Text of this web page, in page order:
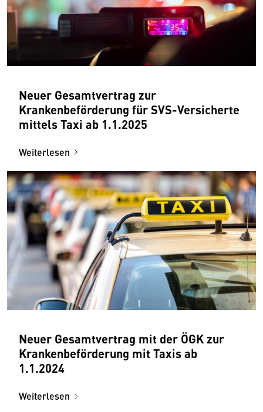
Neuer Gesamtvertrag zur
Krankenbeförderung für SVS-Versicherte
mittels Taxi ab 1.1.2025
Weiterlesen
Neuer Gesamt­vertrag mit der ÖGK zur
Kranken­beförderung mit Taxis ab
1.1.2024
Weiterlesen